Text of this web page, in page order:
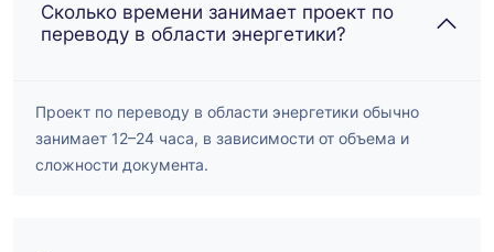
Сколько времени занимает проект по
переводу в области энергетики?
Проект по переводу в области энергетики обычно
занимает 12–24 часа, в зависимости от объема и
сложности документа.